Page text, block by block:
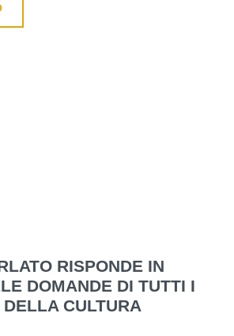
RISPONDE IN
DOMANDE DI TUTTI I
DELLA CULTURA